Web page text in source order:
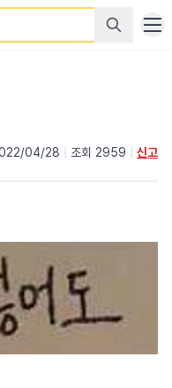
04/28 조회 2959 신고